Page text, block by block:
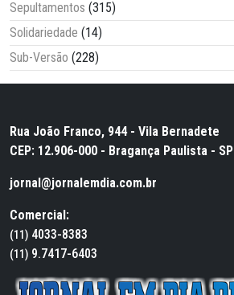
Sepultamentos (315)
Solidariedade (14)
Sub-Versão (228)
Rua João Franco, 944 - Vila Bernadete
CEP: 12.906-000 - Bragança Paulista - SP
jornal@jornalemdia.com.br
Comercial:
(11) 4033-8383
(11) 9.7417-6403